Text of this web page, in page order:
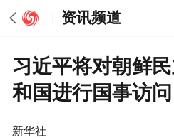
资讯频道
习近平将对朝鲜
和国进行国事访问
新华社